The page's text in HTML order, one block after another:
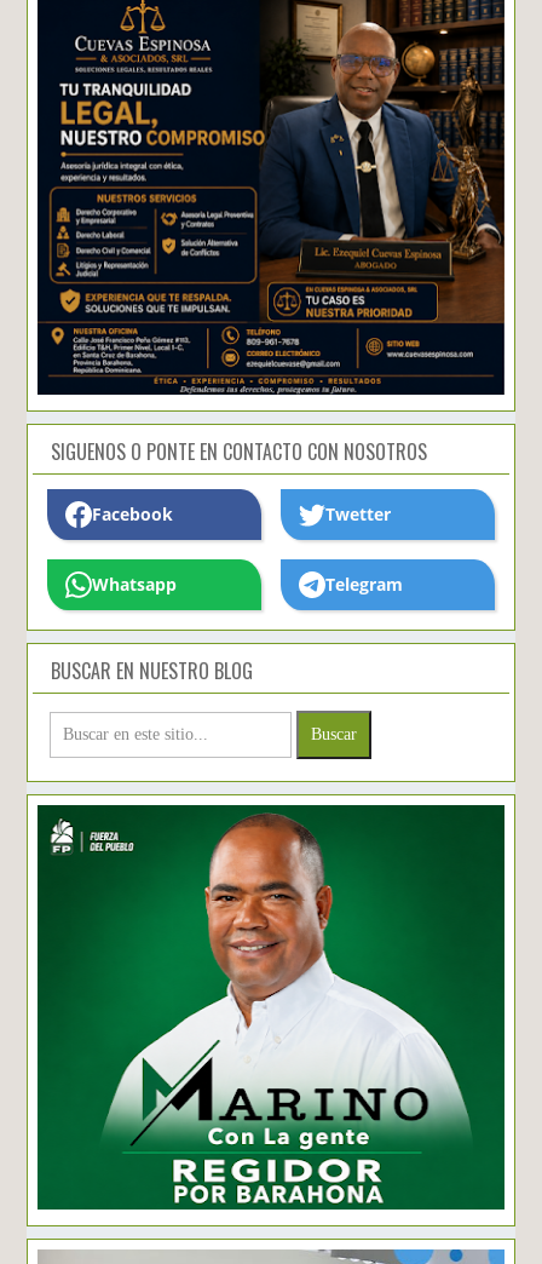
SIGUENOS O PONTE EN CONTACTO CON NOSOTROS
Facebook Twetter
Whatsapp Telegram
BUSCAR EN NUESTRO BLOG